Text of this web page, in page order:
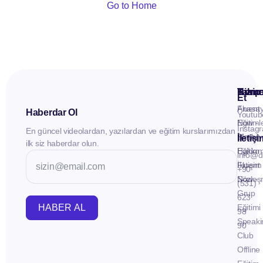
Go to Home
Haberdar Ol
En güncel videolardan, yazılardan ve eğitim kurslarımızdan
ilk siz haberdar olun.
HABER AL
İletişim
Fluent
Now -
Birebir
Eğitim
Fluent
Now -
Grup
Eğitimi
Club
Offline
Takip
Et
+90
(531)
623
98
90